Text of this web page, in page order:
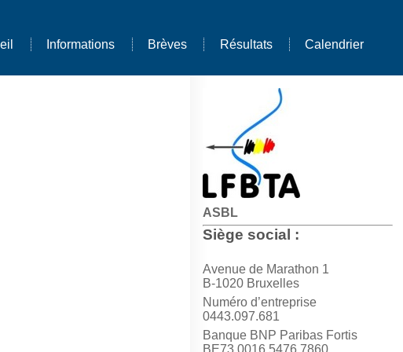
Informations Brèves Résultats Calendrier
ASBL
Siège social :
Avenue de Marathon 1
B-1020 Bruxelles
Numéro d’entreprise
0443.097.681
Banque BNP Paribas Fortis